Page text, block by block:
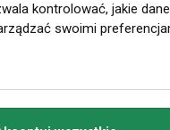
pracy ...
doświadczenie w branży,
CV, ...
kontrolować, jakie
swoimi